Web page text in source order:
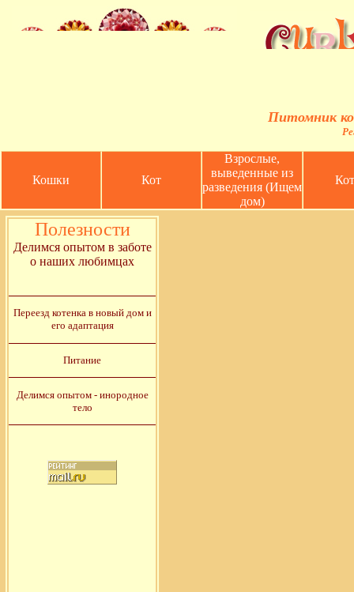
Питомник
Кошки Кот
Взрослые,
выведенные из
разведения (Ищем
дом)
Полезности
Делимся опытом в заботе
о наших любимцах
Переезд котенка в новый дом и
его адаптация
Питание
Делимся опытом - инородное
тело